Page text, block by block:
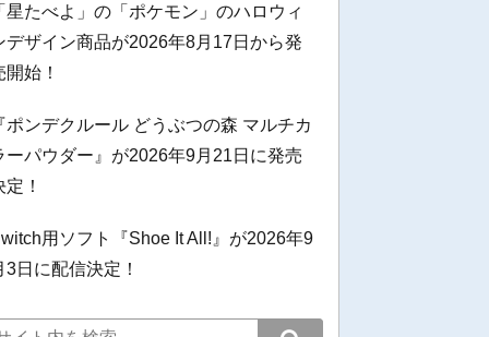
星たべよ」の「ポケモン」のハロウィ
デザイン商品が2026年8月17日から発
開始！
ポンデクルール どうぶつの森 マルチカ
ーパウダー』が2026年9月21日に発売
定！
用ソフト『Shoe It All!』が2026年9
3日に配信決定！